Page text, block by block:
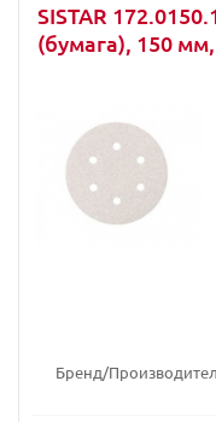
SISTAR
(бумага), 150
Бренд/